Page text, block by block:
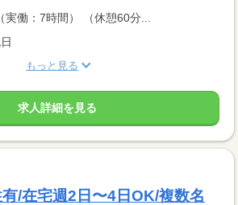
働：7時間） （休憩60分...
もっと見る
求人詳細を見る
/在宅週2日〜4日OK/複数名